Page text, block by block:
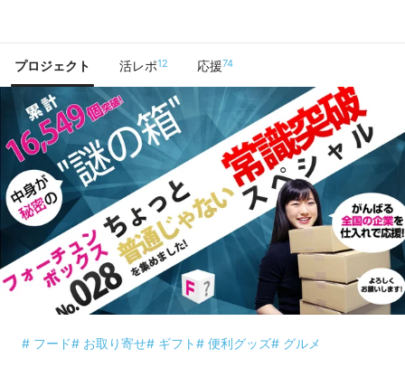
プロジェクト 活レポ12 応援74
# フード# お取り寄せ# ギフト# 便利グッズ# グルメ